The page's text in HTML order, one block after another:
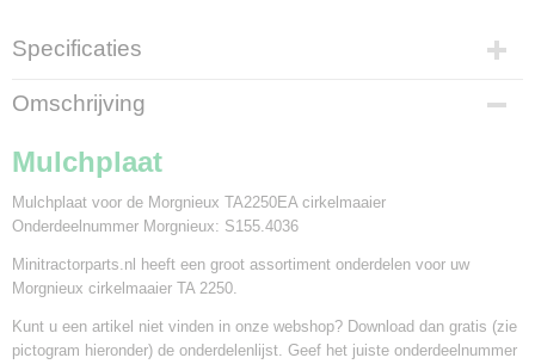
Specificaties
Bruto gewicht
0,30 Kg
Omschrijving
Mulchplaat
Mulchplaat voor de Morgnieux TA2250EA cirkelmaaier
Onderdeelnummer Morgnieux: S155.4036
Minitractorparts.nl heeft een groot assortiment onderdelen voor uw
Morgnieux cirkelmaaier TA 2250.
Kunt u een artikel niet vinden in onze webshop? Download dan gratis (zie
pictogram hieronder) de onderdelenlijst. Geef het juiste onderdeelnummer